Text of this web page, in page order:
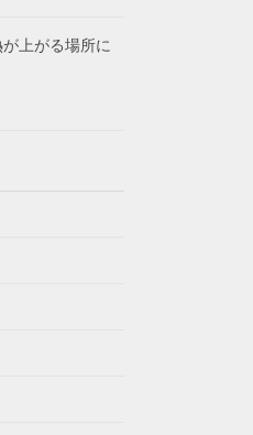
が上がる場所に